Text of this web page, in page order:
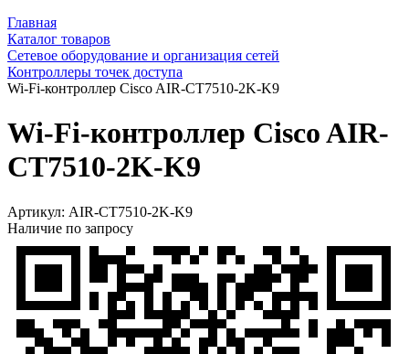
Главная
Каталог товаров
Сетевое оборудование и организация сетей
Контроллеры точек доступа
Wi‑Fi‑контроллер Cisco AIR-CT7510-2K-K9
Wi‑Fi‑контроллер Cisco AIR-
CT7510-2K-K9
Артикул: AIR-CT7510-2K-K9
Наличие по запросу